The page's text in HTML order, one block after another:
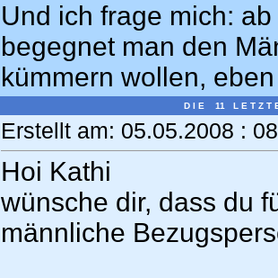
Und ich frage mich:
begegnet man den
kümmern wollen,
D I E 11 L E T Z T
Erstellt am: 05.05.2008 :
Hoi Kathi
wünsche dir, dass du
männliche